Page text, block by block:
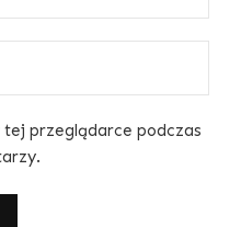
przeglądarce podczas